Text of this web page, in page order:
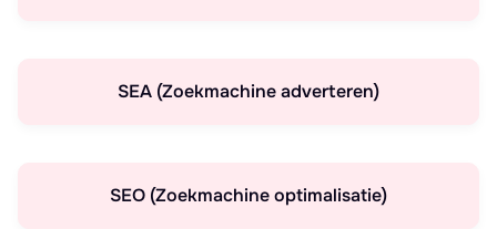
SEA (Zoekmachine adverteren)
SEO (Zoekmachine optimalisatie)